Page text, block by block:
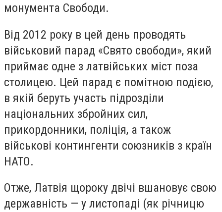
монумента Свободи.
Від 2012 року в цей день проводять
військовий парад «Свято свободи», який
приймає одне з латвійських міст поза
столицею. Цей парад є помітною подією,
в якій беруть участь підрозділи
національних збройних сил,
прикордонники, поліція, а також
військові контингенти союзників з країн
НАТО.
Отже, Латвія щороку двічі вшановує свою
державність — у листопаді (як річницю